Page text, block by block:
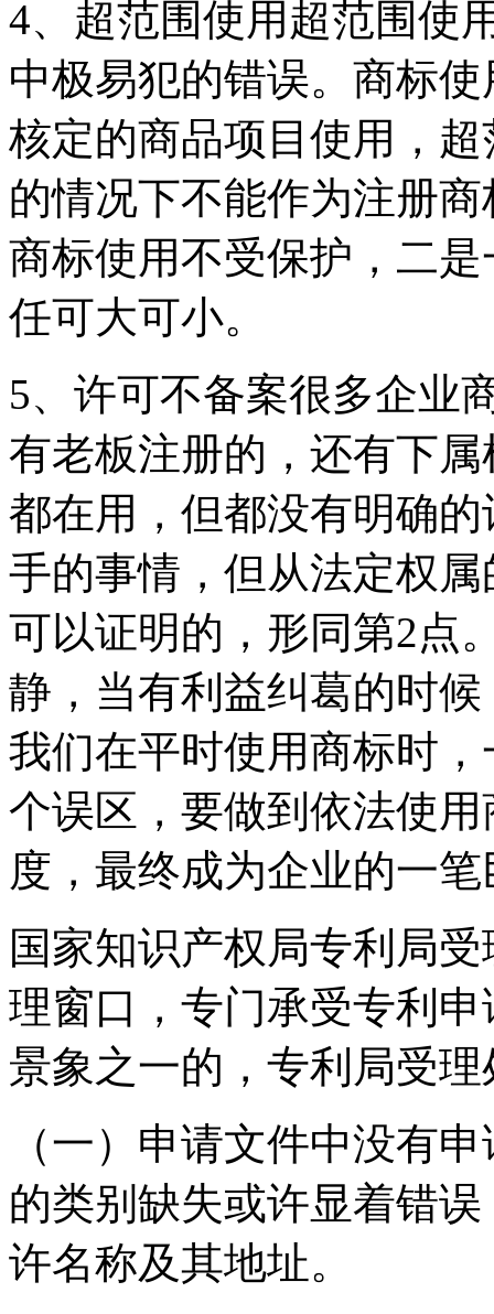
4、超范围使用超范围使
中极易犯的错误。商标
核定的商品项目使用，
的情况下不能作为注册
商标使用不受保护，二
任可大可小。
5、许可不备案很多企业
有老板注册的，还有下
都在用，但都没有明确
手的事情，但从法定权
可以证明的，形同第2点
静，当有利益纠葛的时
我们在平时使用商标时
个误区，要做到依法使
度，最终成为企业的一
国家知识产权局专利局
理窗口，专门承受专利
景象之一的，专利局受
（一）申请文件中没有
的类别缺失或许显着错
许名称及其地址。